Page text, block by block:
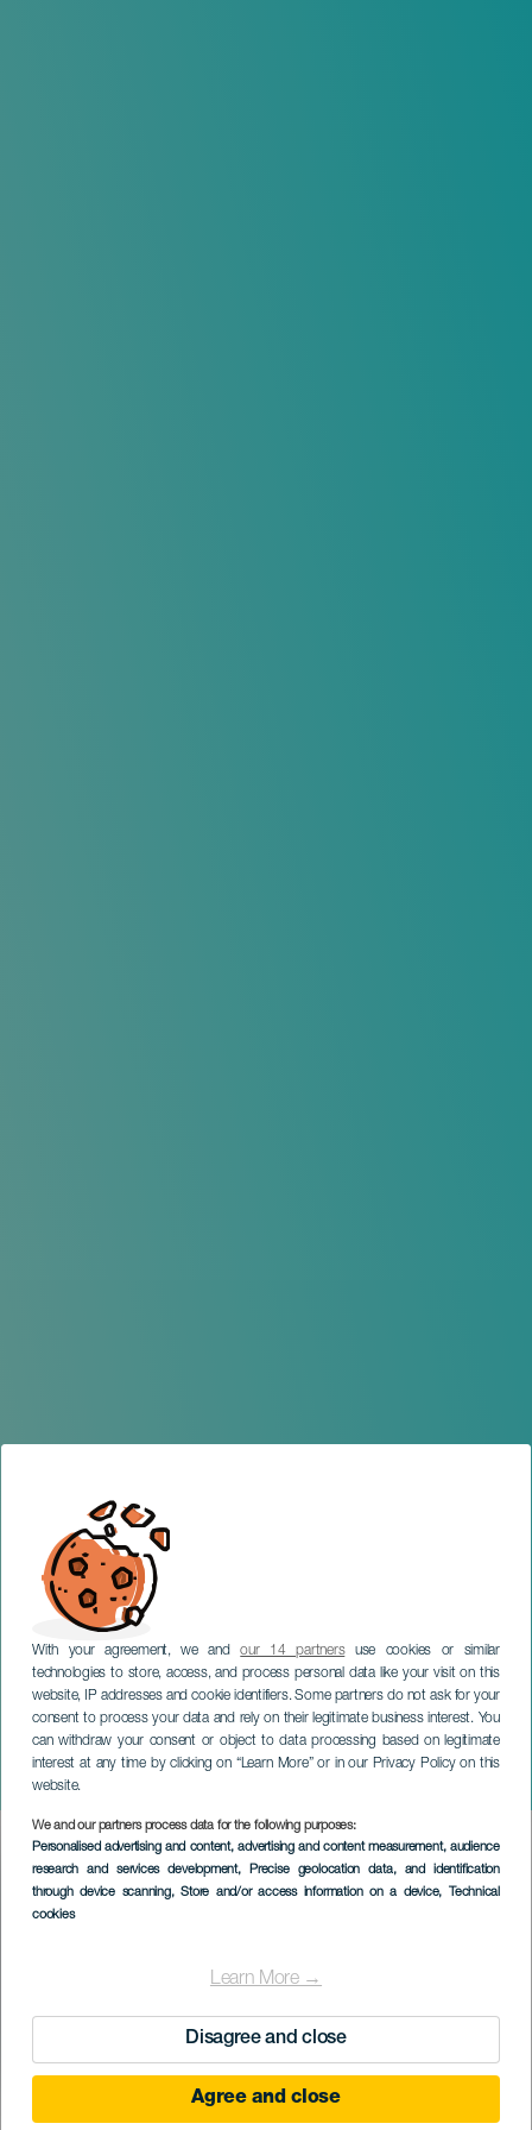
With your agreement, we andour 14 partnersuse cookies or similar
technologies to store, access, and process personal data like your visit on this
website, IP addresses and cookie identifiers. Some partners do not ask for your
consent to process your data and rely on their legitimate business interest. You
can withdraw your consent or object to data processing based on legitimate
interest at any time by clicking on “Learn More” or in our Privacy Policy on this
website.
We and our partners process data for the following purposes:
Personalised advertising and content, advertising and content measurement, audience
research and services development, Precise geolocation data, and identification
through device scanning, Store and/or access information on a device, Technical
cookies
Learn More →
Disagree and close
Agree and close
John Dávila: La capitale
del peccato
TENERIFE
Imagen
Listado